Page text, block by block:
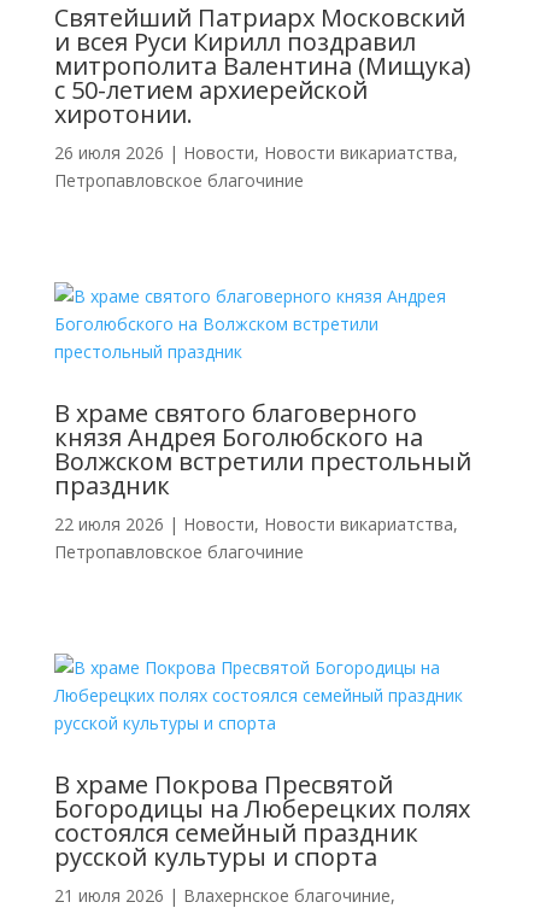
Святейший Патриарх Московский
и всея Руси Кирилл поздравил
митрополита Валентина (Мищука)
с 50-летием архиерейской
хиротонии.
26 июля 2026 | Новости, Новости викариатства,
Петропавловское благочиние
В храме святого благоверного
князя Андрея Боголюбского на
Волжском встретили престольный
праздник
22 июля 2026 | Новости, Новости викариатства,
Петропавловское благочиние
В храме Покрова Пресвятой
Богородицы на Люберецких полях
состоялся семейный праздник
русской культуры и спорта
21 июля 2026 | Влахернское благочиние,